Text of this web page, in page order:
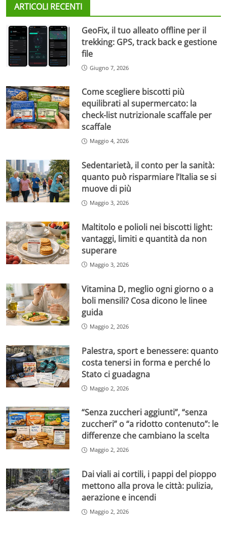
ARTICOLI RECENTI
GeoFix, il tuo alleato offline per il
trekking: GPS, track back e gestione
file
Giugno 7, 2026
Come scegliere biscotti più
equilibrati al supermercato: la
check-list nutrizionale scaffale per
scaffale
Maggio 4, 2026
Sedentarietà, il conto per la sanità:
quanto può risparmiare l’Italia se si
muove di più
Maggio 3, 2026
Maltitolo e polioli nei biscotti light:
vantaggi, limiti e quantità da non
superare
Maggio 3, 2026
Vitamina D, meglio ogni giorno o a
boli mensili? Cosa dicono le linee
guida
Maggio 2, 2026
Palestra, sport e benessere: quanto
costa tenersi in forma e perché lo
Stato ci guadagna
Maggio 2, 2026
“Senza zuccheri aggiunti”, “senza
zuccheri” o “a ridotto contenuto”: le
differenze che cambiano la scelta
Maggio 2, 2026
Dai viali ai cortili, i pappi del pioppo
mettono alla prova le città: pulizia,
aerazione e incendi
Maggio 2, 2026